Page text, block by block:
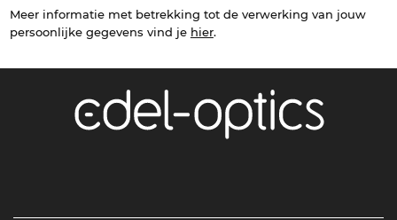
Meer informatie met betrekking tot de verwerking van jouw
persoonlijke gegevens vind je hier.